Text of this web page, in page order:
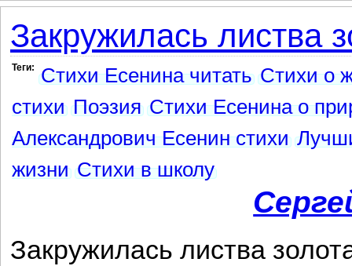
Закружилась листва
Теги: Стихи Есенина читать Стихи о
стихи Поэзия Стихи Есенина о
Александрович Есенин стихи
жизни Стихи в школу
Закружилась листва